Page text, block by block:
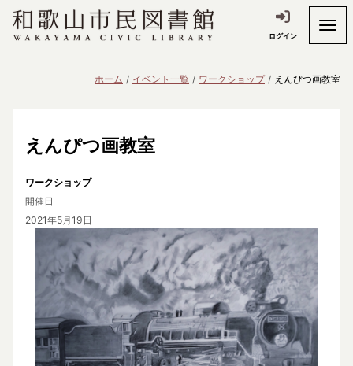
ログイン
ホーム イベント一覧 ワークショップ えんぴつ画教室
えんぴつ画教室
ワークショップ
開催日
2021年5月19日